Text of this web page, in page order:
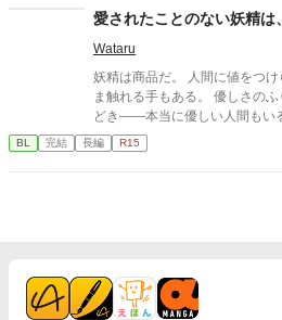
愛されたことのない妖精は
Wataru
妖精は商品だ。 人間に値をつけられ
ま触れる手もある。 優しさの
どき――本当に優しい人間もいる。 それが一番、苦しい。
消費されることには慣れている。 傷つ
してしまう。 抱かれなくてもいい。 選ばれなくてもいい。 ただ
BL 完結 長編 R15